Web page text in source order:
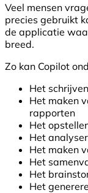
Veel mensen
precies gebruikt
de applicatie
breed.
Zo kan Copilot
Het
Het maken
rapporten
Het
Het
Het maken
Het
Het
Het